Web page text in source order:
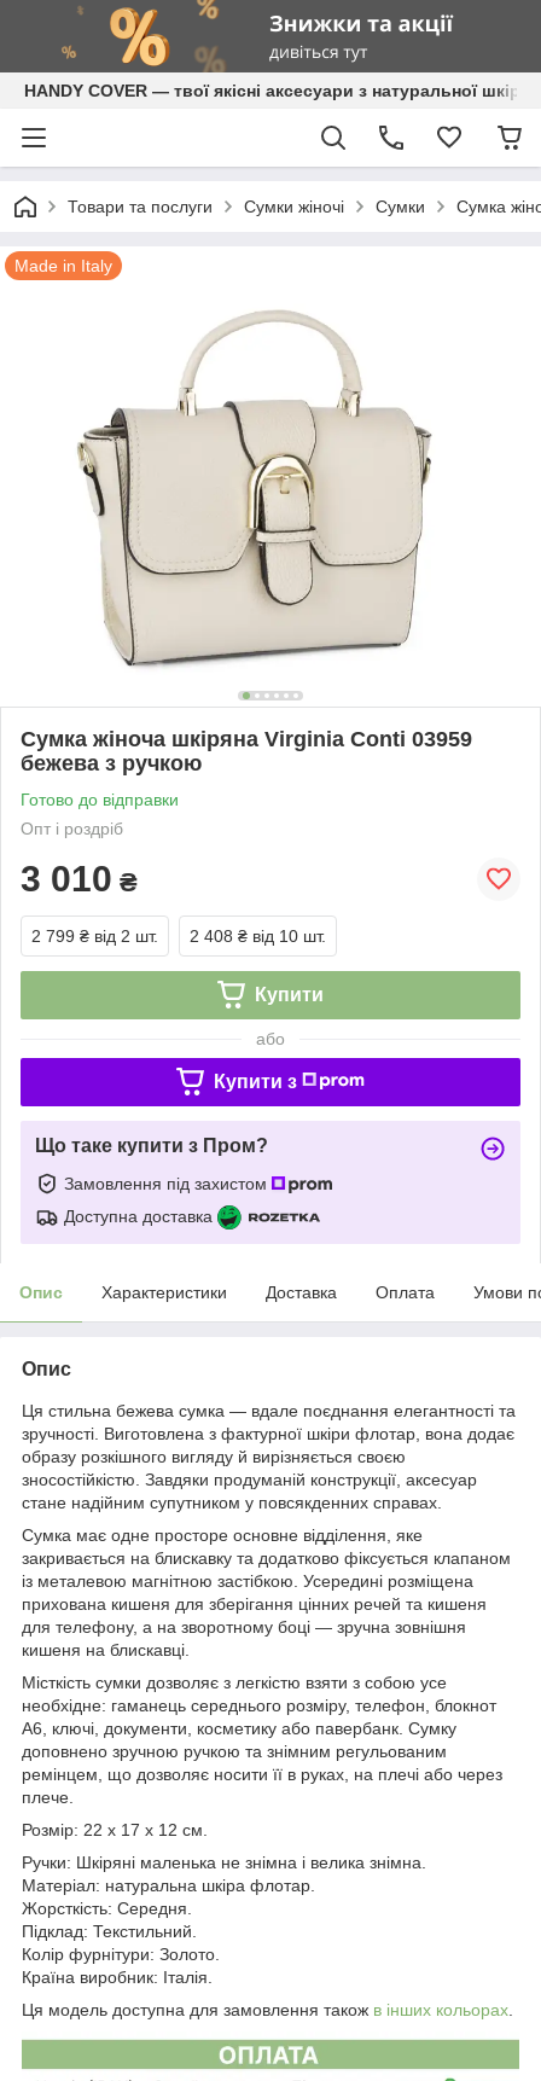
HANDY COVER — твої якісні аксесуари з натуральної шкіри
Товари та послуги Сумки жіночі Сумки Сумка
Made in Italy
Сумка жіноча шкіряна Virginia Conti 03959
бежева з ручкою
Готово до відправки
Опт і роздріб
3 010 ₴
2 799 ₴ від 2 шт. 2 408 ₴ від 10 шт.
Купити
або
Купити з
Що таке купити з Пром?
Замовлення під захистом
Доступна доставка
Опис Характеристики Доставка Оплата Умови
Опис
Ця стильна бежева сумка — вдале поєднання елегантності та
зручності. Виготовлена з фактурної шкіри флотар, вона додає
образу розкішного вигляду й вирізняється своєю
зносостійкістю. Завдяки продуманій конструкції, аксесуар
стане надійним супутником у повсякденних справах.
Сумка має одне просторе основне відділення, яке
закривається на блискавку та додатково фіксується клапаном
із металевою магнітною застібкою. Усередині розміщена
прихована кишеня для зберігання цінних речей та кишеня
для телефону, а на зворотному боці — зручна зовнішня
кишеня на блискавці.
Місткість сумки дозволяє з легкістю взяти з собою усе
необхідне: гаманець середнього розміру, телефон, блокнот
А6, ключі, документи, косметику або павербанк. Сумку
доповнено зручною ручкою та знімним регульованим
ремінцем, що дозволяє носити її в руках, на плечі або через
плече.
Розмір: 22 x 17 x 12 см.
Ручки: Шкіряні маленька не знімна і велика знімна.
Матеріал: натуральна шкіра флотар.
Жорсткість: Середня.
Підклад: Текстильний.
Колір фурнітури: Золото.
Країна виробник: Італія.
Ця модель доступна для замовлення також в інших кольорах